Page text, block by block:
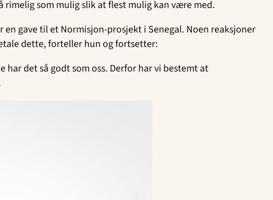
som mulig slik at flest mulig kan være med.
gave til et Normisjon-prosjekt i Senegal. Noen reaksjoner
dette, forteller hun og fortsetter:
har det så godt som oss. Derfor har vi bestemt at